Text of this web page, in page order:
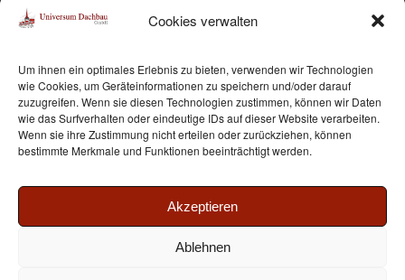
Cookies verwalten
Um ihnen ein optimales Erlebnis zu bieten, verwenden wir Technologien
wie Cookies, um Geräteinformationen zu speichern und/oder darauf
zuzugreifen. Wenn sie diesen Technologien zustimmen, können wir Daten
wie das Surfverhalten oder eindeutige IDs auf dieser Website verarbeiten.
Wenn sie ihre Zustimmung nicht erteilen oder zurückziehen, können
bestimmte Merkmale und Funktionen beeinträchtigt werden.
Akzeptieren
Ablehnen
Dachbegrünung
10. April 2026 - 12:21
Falkenberger Chaussee 141, 13059 Berlin-
Hohenschönhausen – Dachabdichtungs- und
Klempnerarbeiten / Dachbegrünung
10. April 2026 - 12:15
© Copyright - Dachbau Universum GmbH - made with ♥ Betreuung